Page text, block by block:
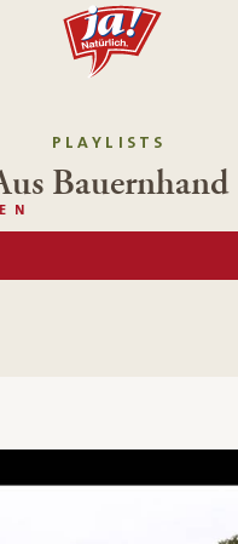
PLAYLISTS
Bauernhand